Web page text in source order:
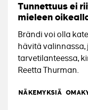
Tunnettuus ei
mieleen
Brändi voi olla
hävitä valinnassa,
tarvetilanteessa,
Reetta Thurman.
Tagit
NÄKEMYKSIÄ